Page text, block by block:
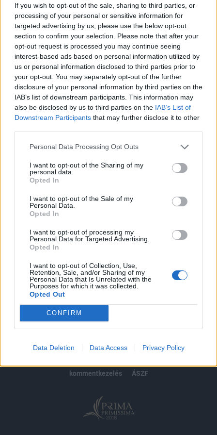
If you wish to opt-out of the sale, sharing to third parties, or
processing of your personal or sensitive information for
targeted advertising by us, please use the below opt-out
section to confirm your selection. Please note that after your
opt-out request is processed you may continue seeing
interest-based ads based on personal information utilized by
us or personal information disclosed to third parties prior to
your opt-out. You may separately opt-out of the further
disclosure of your personal information by third parties on the
IAB’s list of downstream participants. This information may
also be disclosed by us to third parties on the IAB’s List of
Downstream Participants that may further disclose it to other
Personal Data Processing Opt Outs
I want to opt-out of the Sharing of my
personal data.
Opted In
I want to opt-out of the Sale of my
Personal Data.
Opted In
I want to opt-out of processing my
Personal Data for Targeted Advertising.
Opted In
I want to opt-out of Collection, Use,
Retention, Sale, and/or Sharing of my
Personal Data that Is Unrelated with the
Purposes for which it was collected.
Opted Out
CONFIRM
Data Deletion Data Access Privacy Policy
részvényeket, így a 888 piaci értéke 546.1 és 714.6 millió
font között lehet. Korábban, a PartyGaming zuhanása előtt
minimum 700 millióra taksálták a vállalatot a szakértők. A
888 gibraltári bejegyzésű vállalat, mely számos online site-
ot üzemeltet, köztük a Pacific Poker-t is. Korábban a 888
cáfolta...
KEDVES OLVASÓNK!
A keresett cikk a portfolio.hu hírarchívumához
Portfolio.hu teljes cikkarchívum
Kötéslisták: BÉT elmúlt 2 év napon belüli
MÁR ELŐFIZETŐNK VAGY?
jogi nyilatkozat
kommentkezelés
ÁSZF